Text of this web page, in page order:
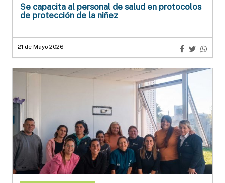
Se capacita al personal de salud en protocolos
de protección de la niñez
21 de Mayo 2026